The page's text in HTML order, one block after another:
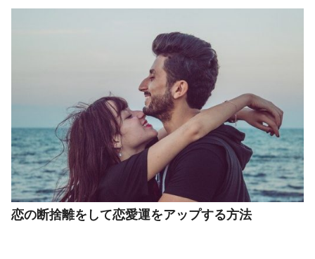
恋の断捨離をして恋愛運をアップする方法